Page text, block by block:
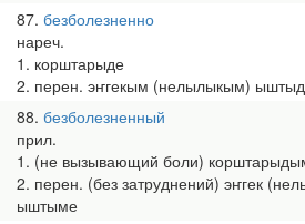
87 безболезненно
нареч.
1. корштарыде
2. перен. эҥгекым (нелылыкым)
88 безболезненный
прил.
1. (не вызывающий боли)
2. перен. (без затруднений) эҥгек
ыштыме